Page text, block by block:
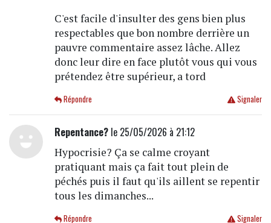
C'est facile d'insulter des gens bien plus
respectables que bon nombre derrière un
pauvre commentaire assez lâche. Allez
donc leur dire en face plutôt vous qui vous
prétendez être supérieur, a tord
Signaler
Répondre
Repentance?le 25/05/2026 à 21:12
Hypocrisie? Ça se calme croyant
pratiquant mais ça fait tout plein de
péchés puis il faut qu'ils aillent se repentir
tous les dimanches...
Signaler
Répondre